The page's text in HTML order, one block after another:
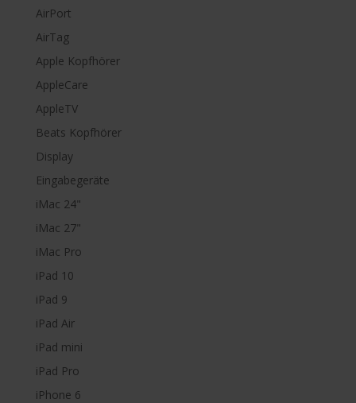
AirPort
AirTag
Apple Kopfhörer
AppleCare
AppleTV
Beats Kopfhörer
Display
Eingabegeräte
iMac 24"
iMac 27"
iMac Pro
iPad 10
iPad 9
iPad Air
iPad mini
iPad Pro
iPhone 6